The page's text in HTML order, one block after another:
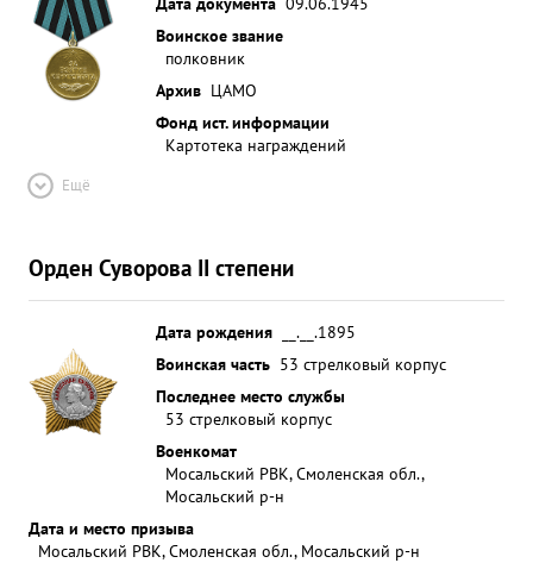
Воинское звание
полковник
Архив ЦАМО
Фонд ист. информации
Картотека награждений
Ещё
Орден Суворова II степени
Дата рождения
__.__.1895
Воинская часть 53 стрелковый корпус
Последнее место службы
53 стрелковый корпус
Военкомат
Мосальский РВК, Смоленская обл.,
Мосальский р-н
Дата и место призыва
Мосальский РВК, Смоленская обл., Мосальский р-н